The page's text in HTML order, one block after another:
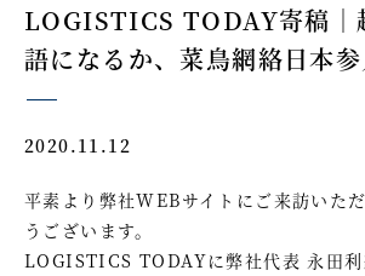
LOGISTICS TODAY寄稿｜
語になるか、菜鳥網絡日本
2020.11.12
平素より弊社WEBサイトにご来訪いた
うございます。
LOGISTICS TODAYに弊社代表 永田利